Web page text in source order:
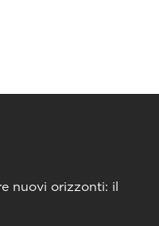
nuovi orizzonti: il